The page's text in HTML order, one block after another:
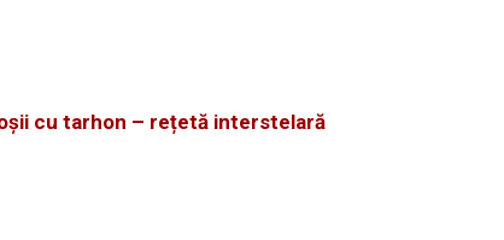
cu tarhon – rețetă interstelară